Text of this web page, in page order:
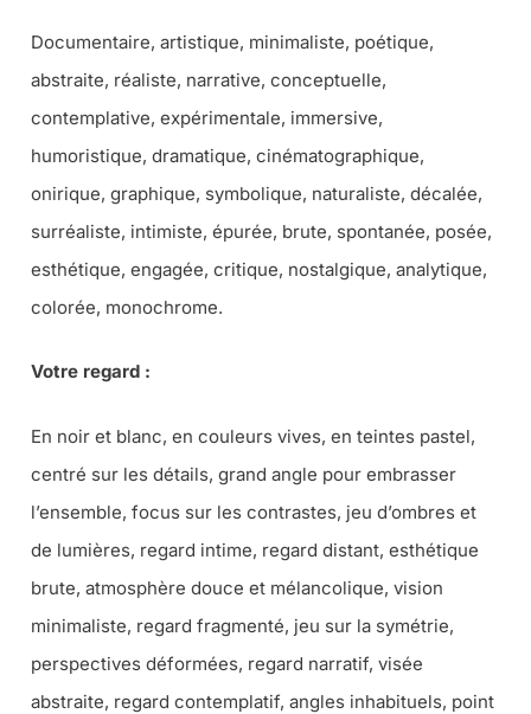
Documentaire, artistique, minimaliste, poétique,
abstraite, réaliste, narrative, conceptuelle,
contemplative, expérimentale, immersive,
humoristique, dramatique, cinématographique,
onirique, graphique, symbolique, naturaliste, décalée,
surréaliste, intimiste, épurée, brute, spontanée, posée,
esthétique, engagée, critique, nostalgique, analytique,
colorée, monochrome.
Votre regard :
En noir et blanc, en couleurs vives, en teintes pastel,
centré sur les détails, grand angle pour embrasser
l’ensemble, focus sur les contrastes, jeu d’ombres et
de lumières, regard intime, regard distant, esthétique
brute, atmosphère douce et mélancolique, vision
minimaliste, regard fragmenté, jeu sur la symétrie,
perspectives déformées, regard narratif, visée
abstraite, regard contemplatif, angles inhabituels, point